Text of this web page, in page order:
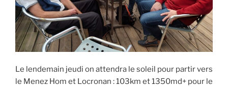
Le lendemain jeudi on attendra le soleil pour partir vers
le Menez Hom et Locronan : 103km et 1350md+ pour le